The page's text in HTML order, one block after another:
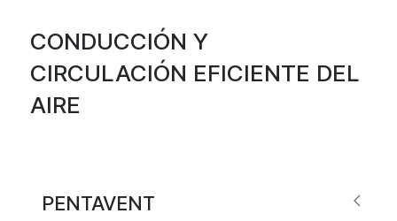
CONDUCCIÓN Y
CIRCULACIÓN EFICIENTE DEL
AIRE
PENTAVENT